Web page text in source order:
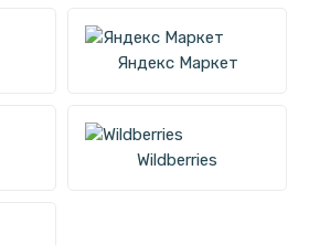
Яндекс Маркет
Wildberries